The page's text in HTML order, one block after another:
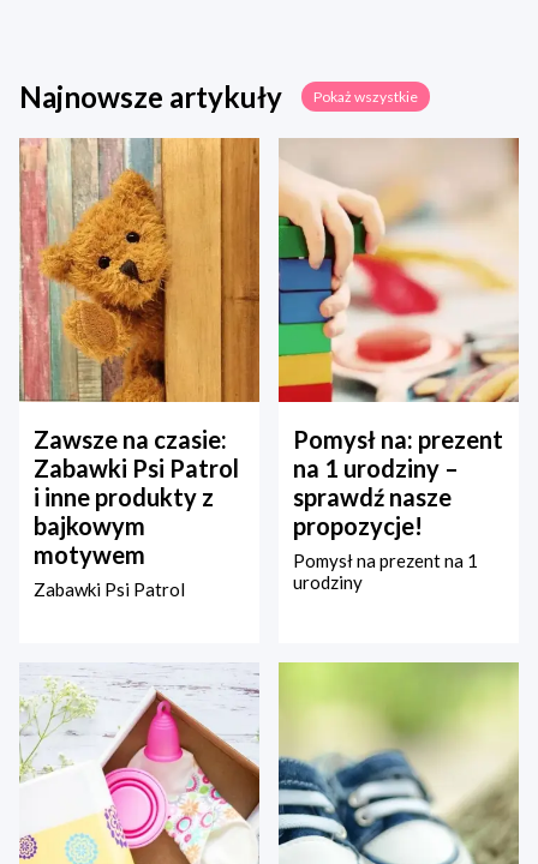
Najnowsze artykuły Pokaż wszystkie
Zawsze na czasie:
Zabawki Psi Patrol
i inne produkty z
bajkowym
motywem
Zabawki Psi Patrol
Pomysł na: prezent
na 1 urodziny –
sprawdź nasze
propozycje!
Pomysł na prezent na 1
urodziny